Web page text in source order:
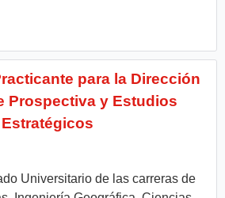
para la Dirección
Prospectiva y Estudios
Estratégicos
Universitario de las carreras de